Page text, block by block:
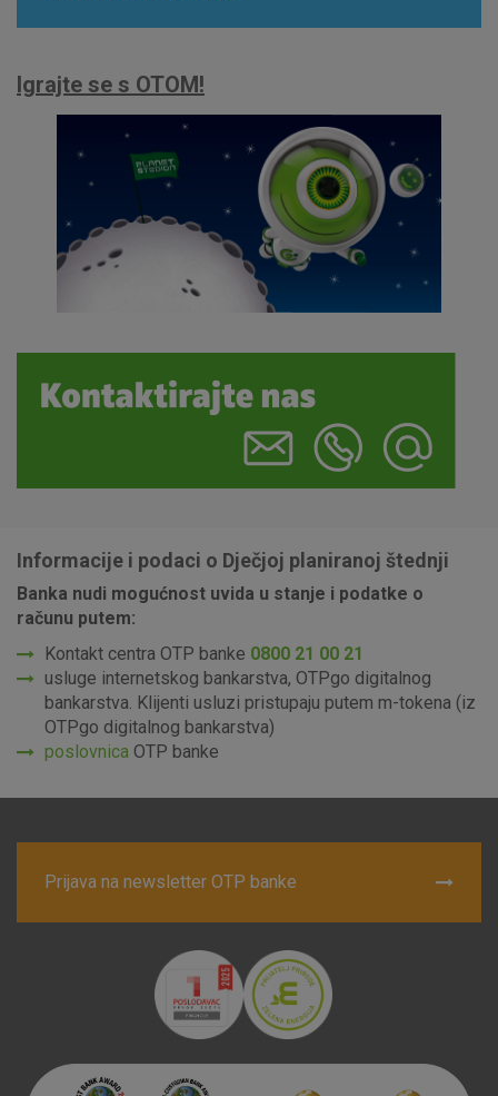
Igrajte se s OTOM!
Informacije i podaci o Dječjoj planiranoj štednji
Banka nudi mogućnost uvida u stanje i podatke o
računu putem:
Kontakt centra OTP banke 0800 21 00 21
usluge internetskog bankarstva, OTPgo digitalnog
bankarstva. Klijenti usluzi pristupaju putem m-tokena (iz
OTPgo digitalnog bankarstva)
poslovnica OTP banke
Prijava na newsletter OTP banke
Prihvaćam upotrebu navedenih kolačića
Nužni (tehnički) kolačići - uvijek aktivni
Ovi kolačići nužni su za funkcioniranje internetske stranice i
ne mogu se isključiti u našim sustavima. Uobičajeno se
postavljaju kao odgovor na vaše radnje koje uključuju zahtjev
za uslugama, kao što su postavke kolačića. Svoj preglednik
možete postaviti da blokira te kolačiće ili pošalje upozorenje
o njima, ali u tom slučaju neki dijelovi stranice neće raditi. Ti
kolačići ne pohranjuju nikakve informacije koje bi vas mogle
Detaljnije informacije o kolačićima